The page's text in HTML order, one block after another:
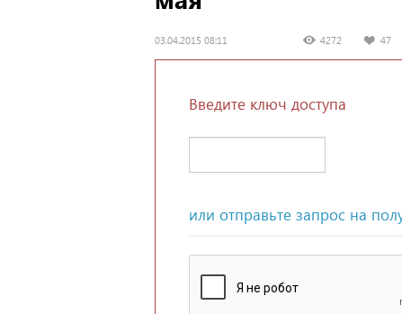
03.04.2015 08:11 4272 47
Введите ключ доступа
или отправьте запрос на